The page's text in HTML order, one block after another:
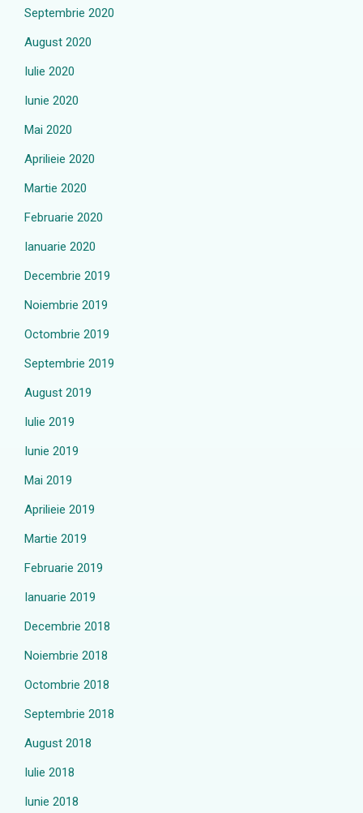
Septembrie 2020
August 2020
Iulie 2020
Iunie 2020
Mai 2020
Aprilieie 2020
Martie 2020
Februarie 2020
Ianuarie 2020
Decembrie 2019
Noiembrie 2019
Octombrie 2019
Septembrie 2019
August 2019
Iulie 2019
Iunie 2019
Mai 2019
Aprilieie 2019
Martie 2019
Februarie 2019
Ianuarie 2019
Decembrie 2018
Noiembrie 2018
Octombrie 2018
Septembrie 2018
August 2018
Iulie 2018
Iunie 2018